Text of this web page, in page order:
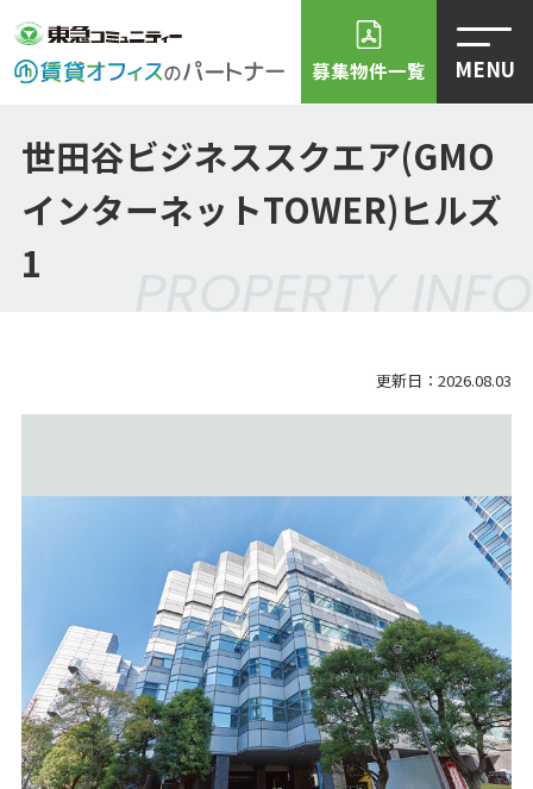
募集物件一覧 MENU
世田谷ビジネススクエア(GMO
インターネットTOWER)ヒルズ
1
PROPERTY INFO
更新日：2026.08.03